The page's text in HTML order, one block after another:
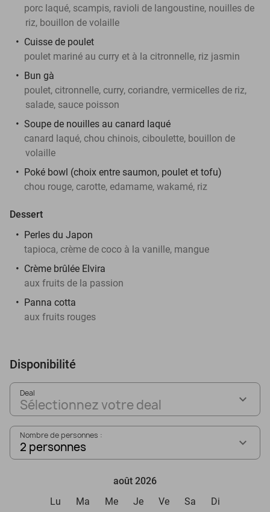
porc laqué, scampis, ravioli de langoustine, nouilles de
riz, bouillon de volaille
Cuisse de poulet
poulet mariné au curry et à la citronnelle, riz jasmin
Bun gà
poulet, citronnelle, curry, coriandre, vermicelles de riz,
salade, sauce poisson
Soupe de nouilles au canard laqué
canard laqué, chou chinois, ciboulette, bouillon de
volaille
Poké bowl (choix entre saumon, poulet et tofu)
chou rouge, carotte, edamame, wakamé, riz
Dessert
Perles du Japon
tapioca, crème de coco à la vanille, mangue
Crème brûlée Elvira
aux fruits de la passion
Panna cotta
aux fruits rouges
Disponibilité
Deal
Sélectionnez votre deal
Nombre de personnes :
2 personnes
août 2026
Lu
Ma Me Je Ve Sa Di